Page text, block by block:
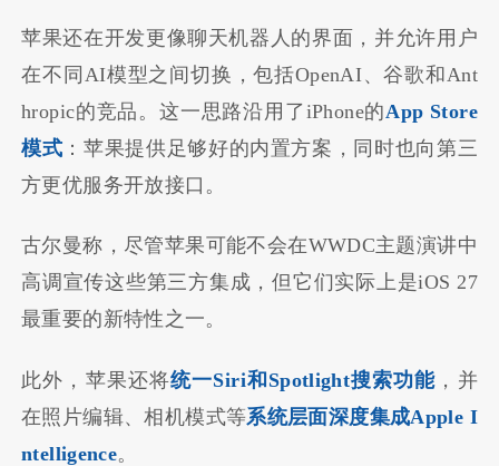
苹果还在开发更像聊天机器人的界面，并允许用户
在不同AI模型之间切换，包括OpenAI、谷歌和Ant
hropic的竞品。这一思路沿用了iPhone的App Store
模式 ：苹果提供足够好的内置方案，同时也向第三
方更优服务开放接口。
古尔曼称，尽管苹果可能不会在WWDC主题演讲中
高调宣传这些第三方集成，但它们实际上是iOS 27
最重要的新特性之一。
此外，苹果还将统一Siri和Spotlight搜索功能 ，并
在照片编辑、相机模式等系统层面深度集成Apple I
ntelligence。